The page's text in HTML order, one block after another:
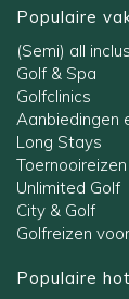
Populaire
(Semi) all
Golf & Spa
Golfclinics
Aanbiedingen
Long Stays
Toernooireizen
Unlimited Golf
City & Golf
Golfreizen
Populaire